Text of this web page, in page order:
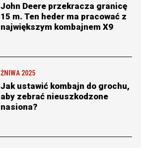
John Deere przekracza granicę
15 m. Ten heder ma pracować z
największym kombajnem X9
ŻNIWA 2025
Jak ustawić kombajn do grochu,
aby zebrać nieuszkodzone
nasiona?